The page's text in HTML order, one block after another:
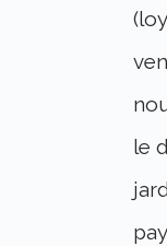
le